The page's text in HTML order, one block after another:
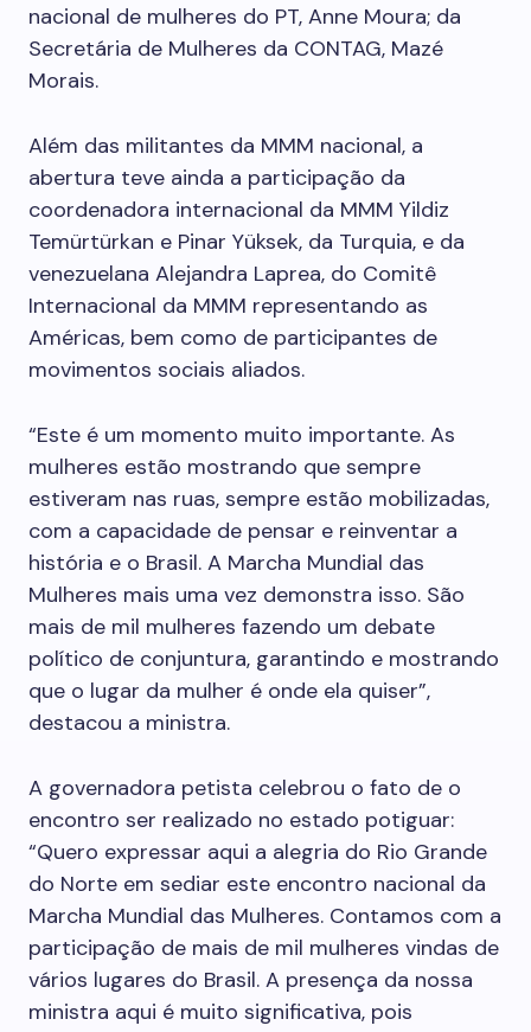
nacional de mulheres do PT, Anne Moura; da
Secretária de Mulheres da CONTAG, Mazé
Morais.
Além das militantes da MMM nacional, a
abertura teve ainda a participação da
coordenadora internacional da MMM Yildiz
Temürtürkan e Pinar Yüksek, da Turquia, e da
venezuelana Alejandra Laprea, do Comitê
Internacional da MMM representando as
Américas, bem como de participantes de
movimentos sociais aliados.
“Este é um momento muito importante. As
mulheres estão mostrando que sempre
estiveram nas ruas, sempre estão mobilizadas,
com a capacidade de pensar e reinventar a
história e o Brasil. A Marcha Mundial das
Mulheres mais uma vez demonstra isso. São
mais de mil mulheres fazendo um debate
político de conjuntura, garantindo e mostrando
que o lugar da mulher é onde ela quiser”,
destacou a ministra.
A governadora petista celebrou o fato de o
encontro ser realizado no estado potiguar:
“Quero expressar aqui a alegria do Rio Grande
do Norte em sediar este encontro nacional da
Marcha Mundial das Mulheres. Contamos com a
participação de mais de mil mulheres vindas de
vários lugares do Brasil. A presença da nossa
ministra aqui é muito significativa, pois